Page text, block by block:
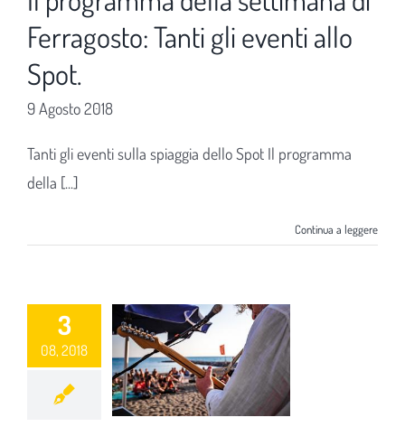
Ferragosto: Tanti gli eventi allo
Spot.
9 Agosto 2018
Tanti gli eventi sulla spiaggia dello Spot Il programma
della [...]
Continua a leggere
3
08, 2018